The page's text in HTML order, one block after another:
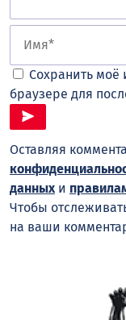
Сохранить моё
браузере для
Оставляя
данных и
Чтобы
на ваши